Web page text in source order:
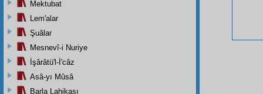
Mektubat
Lem'alar
Şuâlar
Mesnevî-i Nuriye
İşârâtü'l-İ'câz
Asâ-yı Mûsâ
Barla Lahikası